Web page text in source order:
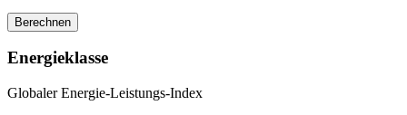
Berechnen
Energieklasse
Globaler Energie-Leistungs-Index